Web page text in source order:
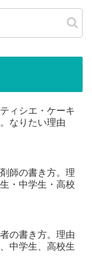
ィシエ・ケーキ
なりたい理由
師の書き方。理
・中学生・高校
の書き方。理由
中学生、高校生